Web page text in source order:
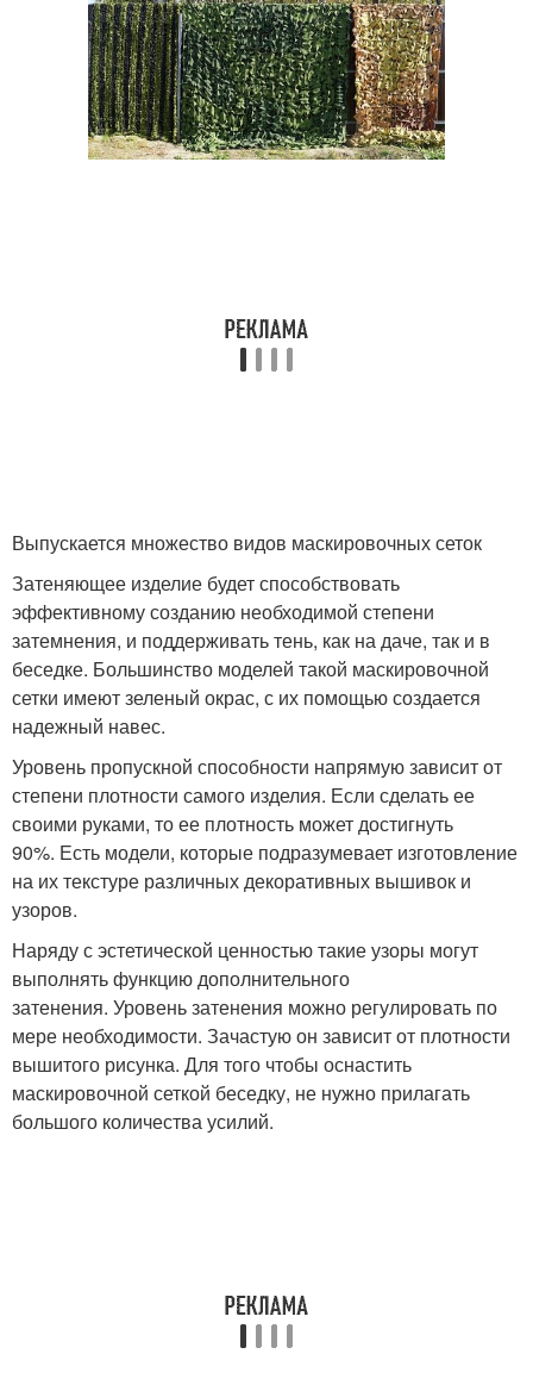
Выпускается множество видов маскировочных сеток
Затеняющее изделие будет способствовать
эффективному созданию необходимой степени
затемнения, и поддерживать тень, как на даче, так и в
беседке. Большинство моделей такой маскировочной
сетки имеют зеленый окрас, с их помощью создается
надежный навес.
Уровень пропускной способности напрямую зависит от
степени плотности самого изделия. Если сделать ее
своими руками, то ее плотность может достигнуть
90%. Есть модели, которые подразумевает изготовление
на их текстуре различных декоративных вышивок и
узоров.
Наряду с эстетической ценностью такие узоры могут
выполнять функцию дополнительного
затенения. Уровень затенения можно регулировать по
мере необходимости. Зачастую он зависит от плотности
вышитого рисунка. Для того чтобы оснастить
маскировочной сеткой беседку, не нужно прилагать
большого количества усилий.